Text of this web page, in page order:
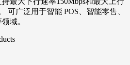
可广泛用于智能 POS、智能零售、
域。